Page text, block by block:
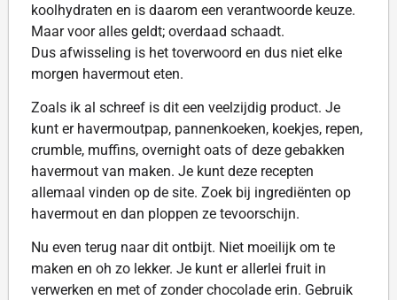
koolhydraten en is daarom een verantwoorde keuze.
Maar voor alles geldt; overdaad schaadt.
Dus afwisseling is het toverwoord en dus niet elke
morgen havermout eten.
Zoals ik al schreef is dit een veelzijdig product. Je
kunt er havermoutpap, pannenkoeken, koekjes, repen,
crumble, muffins, overnight oats of deze gebakken
havermout van maken. Je kunt deze recepten
allemaal vinden op de site. Zoek bij ingrediënten op
havermout en dan ploppen ze tevoorschijn.
Nu even terug naar dit ontbijt. Niet moeilijk om te
maken en oh zo lekker. Je kunt er allerlei fruit in
verwerken en met of zonder chocolade erin. Gebruik